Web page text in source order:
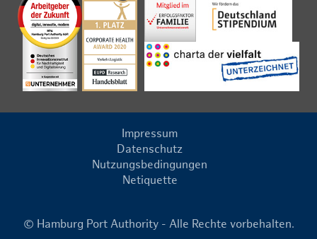
Impressum
Datenschutz
Nutzungsbedingungen
Netiquette
© Hamburg Port Authority - Alle Rechte vorbehalten.